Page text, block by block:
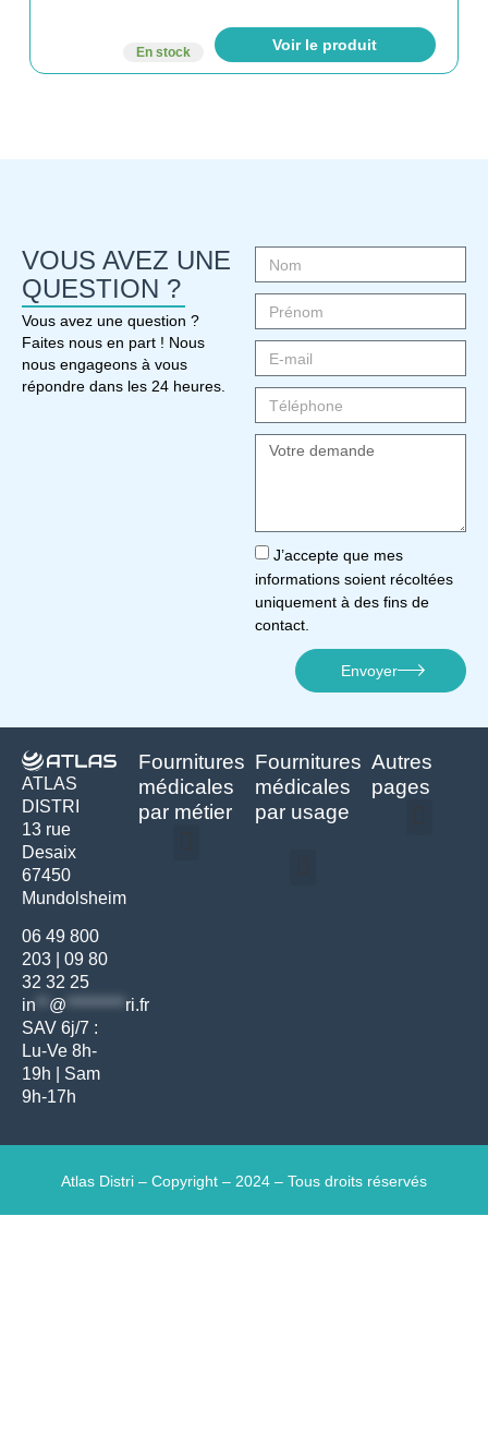
En stock Voir le produit
VOUS AVEZ UNE
QUESTION ?
Vous avez une question ?
Faites nous en part ! Nous
nous engageons à vous
répondre dans les 24 heures.
J’accepte que mes
informations soient récoltées
uniquement à des fins de
contact.
Envoyer
ATLAS
DISTRI
13 rue
Desaix
67450
Mundolsheim
06 49 800
203
09 80
32 32 25
in
@ ********* ri.fr
SAV 6j/7 :
Lu-Ve 8h-
19h | Sam
9h-17h
Fournitures
médicales
par métier
Fournitures
médicales
par usage
Autres
pages
Atlas Distri – Copyright – 2024 – Tous droits réservés